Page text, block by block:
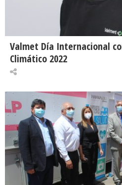
Valmet Día Internacional
Climático 2022